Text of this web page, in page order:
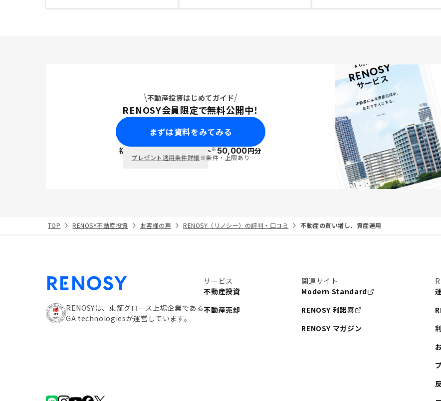
不動産投資はじめてガイド
RENOSY会員限定で無料公開中！
まずは資料をみてみる
初回面談で ポイント※50,000円分
プレゼント適用条件詳細※条件・上限あり
TOP RENOSY不動産投資 お客様の声 RENOSY（リノシー）の評判・口コミ 不動産の買い増し、資産運用
RENOSYは、東証グロース上場企業である
GA technologiesが運営しています。
サービス
不動産投資
不動産売却
関連サイト
Modern Standard
RENOSY 利諾喜
RENOSY マガジン